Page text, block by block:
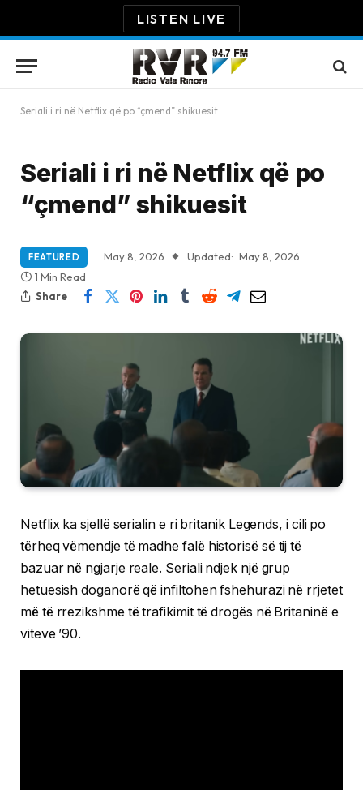
LISTEN LIVE
Seriali i ri në Netflix që po “çmend” shikuesit
Seriali i ri në Netflix që po
“çmend” shikuesit
FEATURED May 8, 2026 Updated: May 8, 2026
1 Min Read
Share
Netflix ka sjellë serialin e ri britanik Legends, i cili po
tërheq vëmendje të madhe falë historisë së tij të
bazuar në ngjarje reale. Seriali ndjek një grup
hetuesish doganorë që infiltohen fshehurazi në rrjetet
më të rrezikshme të trafikimit të drogës në Britaninë e
viteve ’90.